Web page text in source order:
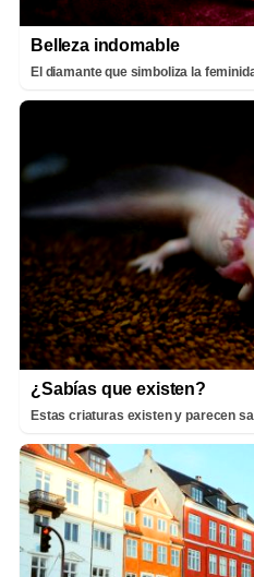
Belleza indomable
El diamante que simboliza la
¿Sabías que existen?
Estas criaturas existen y parecen